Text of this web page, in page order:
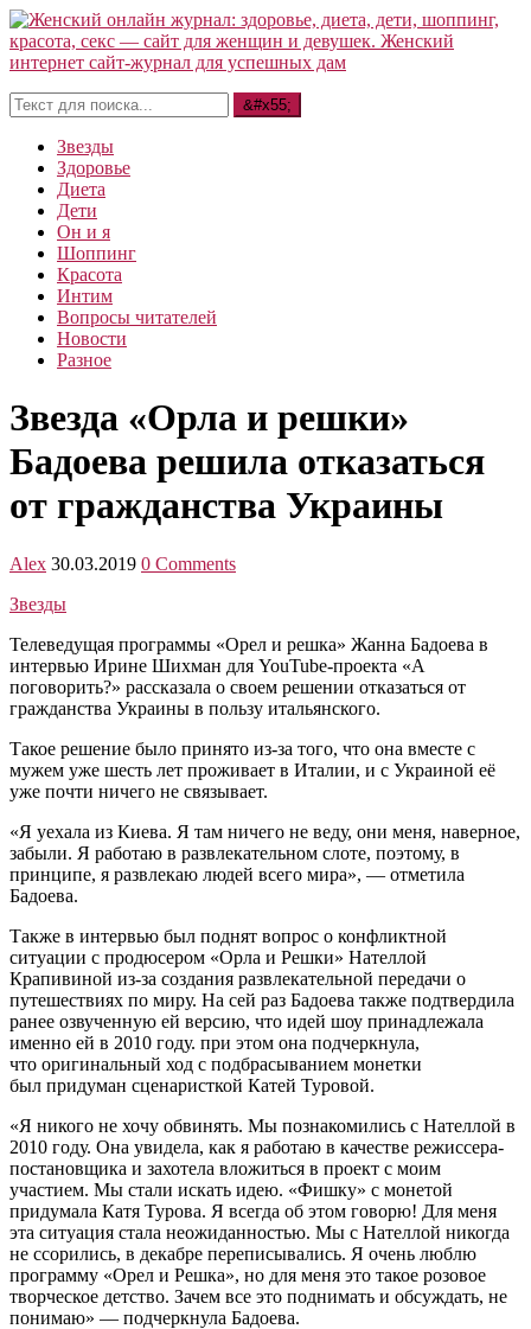
Звезды
Здоровье
Диета
Дети
Он и я
Шоппинг
Красота
Интим
Вопросы читателей
Новости
Разное
Звезда «Орла и решки»
Бадоева решила отказаться
от гражданства Украины
Alex 30.03.2019 0 Comments
Звезды
Телеведущая программы «Орел и решка» Жанна Бадоева в
интервью Ирине Шихман для YouTube-проекта «А
поговорить?» рассказала о своем решении отказаться от
гражданства Украины в пользу итальянского.
Такое решение было принято из-за того, что она вместе с
мужем уже шесть лет проживает в Италии, и с Украиной её
уже почти ничего не связывает.
«Я уехала из Киева. Я там ничего не веду, они меня, наверное,
забыли. Я работаю в развлекательном слоте, поэтому, в
принципе, я развлекаю людей всего мира», — отметила
Бадоева.
Также в интервью был поднят вопрос о конфликтной
ситуации с продюсером «Орла и Решки» Нателлой
Крапивиной из-за создания развлекательной передачи о
путешествиях по миру. На сей раз Бадоева также подтвердила
ранее озвученную ей версию, что идей шоу принадлежала
именно ей в 2010 году. при этом она подчеркнула,
что оригинальный ход с подбрасыванием монетки
был придуман сценаристкой Катей Туровой.
«Я никого не хочу обвинять. Мы познакомились с Нателлой в
2010 году. Она увидела, как я работаю в качестве режиссера-
постановщика и захотела вложиться в проект с моим
участием. Мы стали искать идею. «Фишку» с монетой
придумала Катя Турова. Я всегда об этом говорю! Для меня
эта ситуация стала неожиданностью. Мы с Нателлой никогда
не ссорились, в декабре переписывались. Я очень люблю
программу «Орел и Решка», но для меня это такое розовое
творческое детство. Зачем все это поднимать и обсуждать, не
понимаю» — подчеркнула Бадоева.